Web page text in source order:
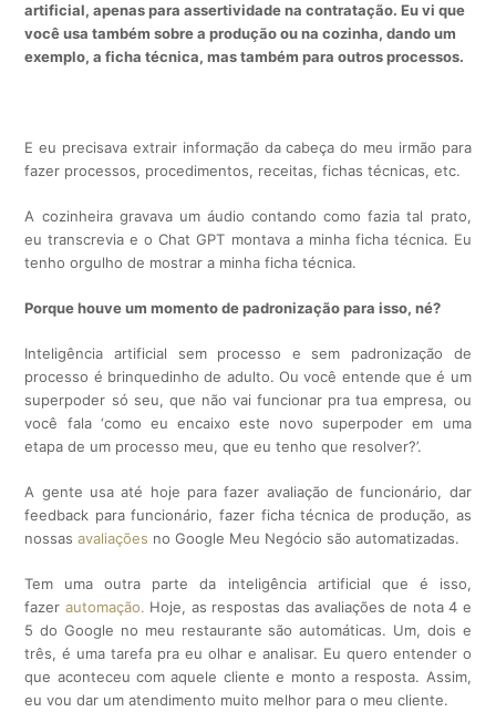
artificial, apenas para assertividade na contratação. Eu vi que
você usa também sobre a produção ou na cozinha, dando um
exemplo, a ficha técnica, mas também para outros processos.
E eu precisava extrair informação da cabeça do meu irmão para
fazer processos, procedimentos, receitas, fichas técnicas, etc.
A cozinheira gravava um áudio contando como fazia tal prato,
eu transcrevia e o Chat GPT montava a minha ficha técnica. Eu
tenho orgulho de mostrar a minha ficha técnica.
Porque houve um momento de padronização para isso, né?
Inteligência artificial sem processo e sem padronização de
processo é brinquedinho de adulto. Ou você entende que é um
superpoder só seu, que não vai funcionar pra tua empresa, ou
você fala ‘como eu encaixo este novo superpoder em uma
etapa de um processo meu, que eu tenho que resolver?’.
A gente usa até hoje para fazer avaliação de funcionário, dar
feedback para funcionário, fazer ficha técnica de produção, as
nossasavaliações no Google Meu Negócio são automatizadas.
Tem uma outra parte da inteligência artificial que é isso,
fazer automação. Hoje, as respostas das avaliações de nota 4 e
5 do Google no meu restaurante são automáticas. Um, dois e
três, é uma tarefa pra eu olhar e analisar. Eu quero entender o
que aconteceu com aquele cliente e monto a resposta. Assim,
eu vou dar um atendimento muito melhor para o meu cliente.